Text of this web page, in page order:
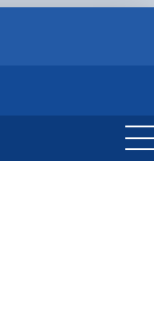
department